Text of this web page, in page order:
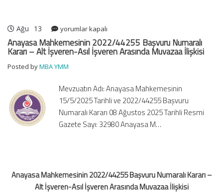
Ağu 13
Anayasa
Mahkemesinin
2022/44255
Numaralı
–
Alt
İşveren-
Asıl
için
yorumlar kapalı
Anayasa Mahkemesinin 2022/44255 Başvuru Numaralı
Kararı – Alt İşveren-Asıl İşveren Arasında Muvazaa İlişkisi
Posted byMBA YMM
Mevzuatın Adı: Anayasa Mahkemesinin
15/5/2025 Tarihli ve 2022/44255 Başvuru
Numaralı Kararı 08 Ağustos 2025 Tarihli Resmi
Gazete Sayı: 32980 Anayasa M…
Anayasa Mahkemesinin 2022/44255 Başvuru Numaralı Kararı –
Alt İşveren-Asıl İşveren Arasında Muvazaa İlişkisi